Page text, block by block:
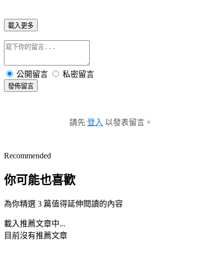
載入更多
公開留言 私密留言
發佈留言
請先 登入 以發表留言。
Recommended
你可能也喜歡
為你精選 3 篇值得延伸閱讀的內容
載入推薦文章中...
目前沒有推薦文章